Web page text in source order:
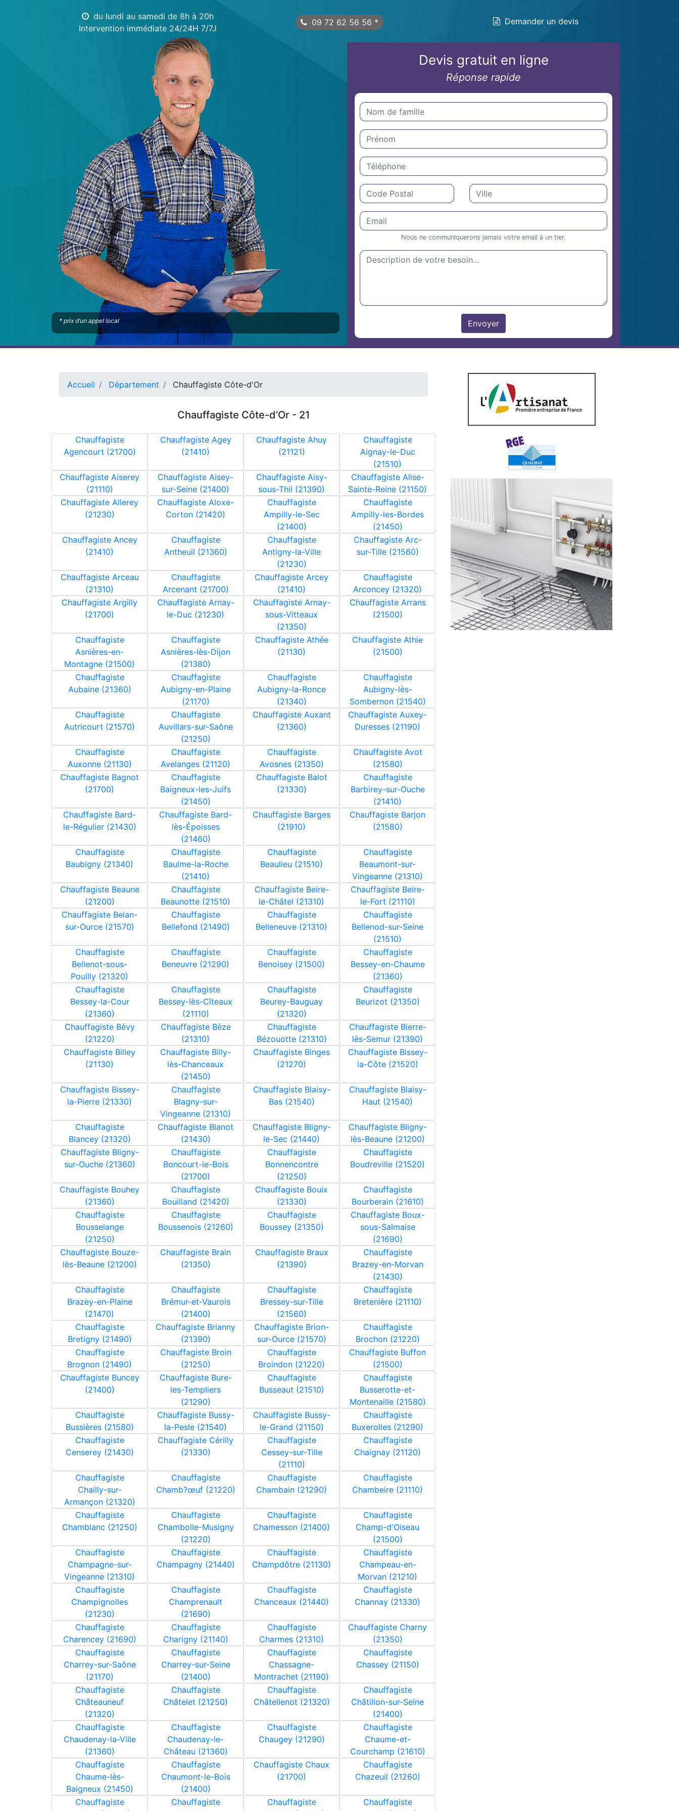
du lundi au samedi de 8h à 20h
Intervention immédiate 24/24H 7/7J
09 72 62 56 56 * Demander un devis
* prix d’un appel local
Devis gratuit en ligne
Réponse rapide
Nous ne communiquerons jamais votre email à un tier.
Accueil Département Chauffagiste Côte-d'Or
Chauffagiste Côte-d'Or - 21
Chauffagiste
Agencourt (21700)
Chauffagiste Agey
(21410)
Chauffagiste Ahuy
(21121)
Chauffagiste
Aignay-le-Duc
(21510)
Chauffagiste Aiserey
(21110)
Chauffagiste Aisey-
sur-Seine (21400)
Chauffagiste Aisy-
sous-Thil (21390)
Chauffagiste Alise-
Sainte-Reine (21150)
Chauffagiste Allerey
(21230)
Chauffagiste Aloxe-
Corton (21420)
Chauffagiste
Ampilly-le-Sec
(21400)
Chauffagiste
Ampilly-les-Bordes
(21450)
Chauffagiste Ancey
(21410)
Chauffagiste
Antheuil (21360)
Chauffagiste
Antigny-la-Ville
(21230)
Chauffagiste Arc-
sur-Tille (21560)
Chauffagiste Arceau
(21310)
Chauffagiste
Arcenant (21700)
Chauffagiste Arcey
(21410)
Chauffagiste
Arconcey (21320)
Chauffagiste Argilly
(21700)
Chauffagiste Arnay-
le-Duc (21230)
Chauffagiste Arnay-
sous-Vitteaux
(21350)
Chauffagiste Arrans
(21500)
Chauffagiste
Asnières-en-
Montagne (21500)
Chauffagiste
Asnières-lès-Dijon
(21380)
Chauffagiste Athée
(21130)
Chauffagiste Athie
(21500)
Chauffagiste
Aubaine (21360)
Chauffagiste
Aubigny-en-Plaine
(21170)
Chauffagiste
Aubigny-la-Ronce
(21340)
Chauffagiste
Aubigny-lès-
Sombernon (21540)
Chauffagiste
Autricourt (21570)
Chauffagiste
Auvillars-sur-Saône
(21250)
Chauffagiste Auxant
(21360)
Chauffagiste Auxey-
Duresses (21190)
Chauffagiste
Auxonne (21130)
Chauffagiste
Avelanges (21120)
Chauffagiste
Avosnes (21350)
Chauffagiste Avot
(21580)
Chauffagiste Bagnot
(21700)
Chauffagiste
Baigneux-les-Juifs
(21450)
Chauffagiste Balot
(21330)
Chauffagiste
Barbirey-sur-Ouche
(21410)
Chauffagiste Bard-
le-Régulier (21430)
Chauffagiste Bard-
lès-Époisses
(21460)
Chauffagiste Barges
(21910)
Chauffagiste Barjon
(21580)
Chauffagiste
Baubigny (21340)
Chauffagiste
Baulme-la-Roche
(21410)
Chauffagiste
Beaulieu (21510)
Chauffagiste
Beaumont-sur-
Vingeanne (21310)
Chauffagiste Beaune
(21200)
Chauffagiste
Beaunotte (21510)
Chauffagiste Beire-
le-Châtel (21310)
Chauffagiste Beire-
le-Fort (21110)
Chauffagiste Belan-
sur-Ource (21570)
Chauffagiste
Bellefond (21490)
Chauffagiste
Belleneuve (21310)
Chauffagiste
Bellenod-sur-Seine
(21510)
Chauffagiste
Bellenot-sous-
Pouilly (21320)
Chauffagiste
Beneuvre (21290)
Chauffagiste
Benoisey (21500)
Chauffagiste
Bessey-en-Chaume
(21360)
Chauffagiste
Bessey-la-Cour
(21360)
Chauffagiste
Bessey-lès-Cîteaux
(21110)
Chauffagiste
Beurey-Bauguay
(21320)
Chauffagiste
Beurizot (21350)
Chauffagiste Bévy
(21220)
Chauffagiste Bèze
(21310)
Chauffagiste
Bézouotte (21310)
Chauffagiste Bierre-
lès-Semur (21390)
Chauffagiste Billey
(21130)
Chauffagiste Billy-
lès-Chanceaux
(21450)
Chauffagiste Binges
(21270)
Chauffagiste Bissey-
la-Côte (21520)
Chauffagiste Bissey-
la-Pierre (21330)
Chauffagiste
Blagny-sur-
Vingeanne (21310)
Chauffagiste Blaisy-
Bas (21540)
Chauffagiste Blaisy-
Haut (21540)
Chauffagiste
Blancey (21320)
Chauffagiste Blanot
(21430)
Chauffagiste Bligny-
le-Sec (21440)
Chauffagiste Bligny-
lès-Beaune (21200)
Chauffagiste Bligny-
sur-Ouche (21360)
Chauffagiste
Boncourt-le-Bois
(21700)
Chauffagiste
Bonnencontre
(21250)
Chauffagiste
Boudreville (21520)
Chauffagiste Bouhey
(21360)
Chauffagiste
Bouilland (21420)
Chauffagiste Bouix
(21330)
Chauffagiste
Bourberain (21610)
Chauffagiste
Bousselange
(21250)
Chauffagiste
Boussenois (21260)
Chauffagiste
Boussey (21350)
Chauffagiste Boux-
sous-Salmaise
(21690)
Chauffagiste Bouze-
lès-Beaune (21200)
Chauffagiste Brain
(21350)
Chauffagiste Braux
(21390)
Chauffagiste
Brazey-en-Morvan
(21430)
Chauffagiste
Brazey-en-Plaine
(21470)
Chauffagiste
Brémur-et-Vaurois
(21400)
Chauffagiste
Bressey-sur-Tille
(21560)
Chauffagiste
Bretenière (21110)
Chauffagiste
Bretigny (21490)
Chauffagiste Brianny
(21390)
Chauffagiste Brion-
sur-Ource (21570)
Chauffagiste
Brochon (21220)
Chauffagiste
Brognon (21490)
Chauffagiste Broin
(21250)
Chauffagiste
Broindon (21220)
Chauffagiste Buffon
(21500)
Chauffagiste Buncey
(21400)
Chauffagiste Bure-
les-Templiers
(21290)
Chauffagiste
Busseaut (21510)
Chauffagiste
Busserotte-et-
Montenaille (21580)
Chauffagiste
Bussières (21580)
Chauffagiste Bussy-
la-Pesle (21540)
Chauffagiste Bussy-
le-Grand (21150)
Chauffagiste
Buxerolles (21290)
Chauffagiste
Censerey (21430)
Chauffagiste Cérilly
(21330)
Chauffagiste
Cessey-sur-Tille
(21110)
Chauffagiste
Chaignay (21120)
Chauffagiste
Chailly-sur-
Armançon (21320)
Chauffagiste
Chamb?œuf (21220)
Chauffagiste
Chambain (21290)
Chauffagiste
Chambeire (21110)
Chauffagiste
Chamblanc (21250)
Chauffagiste
Chambolle-Musigny
(21220)
Chauffagiste
Chamesson (21400)
Chauffagiste
Champ-d'Oiseau
(21500)
Chauffagiste
Champagne-sur-
Vingeanne (21310)
Chauffagiste
Champagny (21440)
Chauffagiste
Champdôtre (21130)
Chauffagiste
Champeau-en-
Morvan (21210)
Chauffagiste
Champignolles
(21230)
Chauffagiste
Champrenault
(21690)
Chauffagiste
Chanceaux (21440)
Chauffagiste
Channay (21330)
Chauffagiste
Charencey (21690)
Chauffagiste
Charigny (21140)
Chauffagiste
Charmes (21310)
Chauffagiste Charny
(21350)
Chauffagiste
Charrey-sur-Saône
(21170)
Chauffagiste
Charrey-sur-Seine
(21400)
Chauffagiste
Chassagne-
Montrachet (21190)
Chauffagiste
Chassey (21150)
Chauffagiste
Châteauneuf
(21320)
Chauffagiste
Châtelet (21250)
Chauffagiste
Châtellenot (21320)
Chauffagiste
Châtillon-sur-Seine
(21400)
Chauffagiste
Chaudenay-la-Ville
(21360)
Chauffagiste
Chaudenay-le-
Château (21360)
Chauffagiste
Chaugey (21290)
Chauffagiste
Chaume-et-
Courchamp (21610)
Chauffagiste
Chaume-lès-
Baigneux (21450)
Chauffagiste
Chaumont-le-Bois
(21400)
Chauffagiste Chaux
(21700)
Chauffagiste
Chazeuil (21260)
Chauffagiste
Chauffagiste
Chauffagiste
Chauffagiste